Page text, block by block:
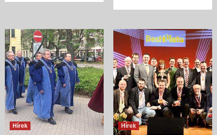
Hírek Hírek